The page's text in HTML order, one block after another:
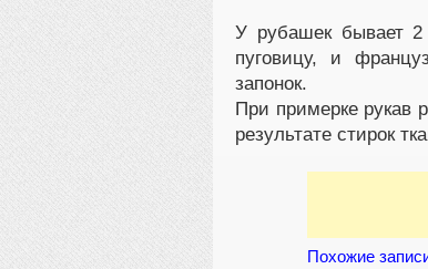
У рубашек бывает 2
пуговицу, и
запонок.
При примерке рукав
результате стирок
Похожие